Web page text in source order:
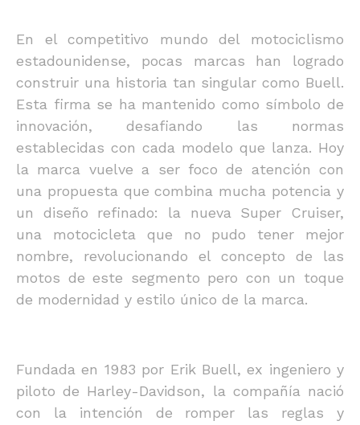
En el competitivo mundo del motociclismo
estadounidense, pocas marcas han logrado
construir una historia tan singular como Buell.
Esta firma se ha mantenido como símbolo de
innovación, desafiando las normas
establecidas con cada modelo que lanza. Hoy
la marca vuelve a ser foco de atención con
una propuesta que combina mucha potencia y
un diseño refinado: la nueva Super Cruiser,
una motocicleta que no pudo tener mejor
nombre, revolucionando el concepto de las
motos de este segmento pero con un toque
de modernidad y estilo único de la marca.
Fundada en 1983 por Erik Buell, ex ingeniero y
piloto de Harley-Davidson, la compañía nació
con la intención de romper las reglas y